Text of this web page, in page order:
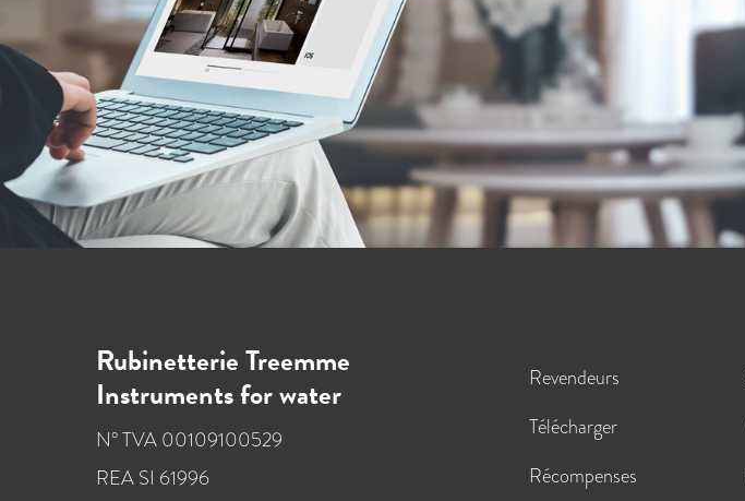
Rubinetterie Treemme
Instruments for water
N° TVA 00109100529
REA SI 61996
Revendeurs
Télécharger
Récompenses